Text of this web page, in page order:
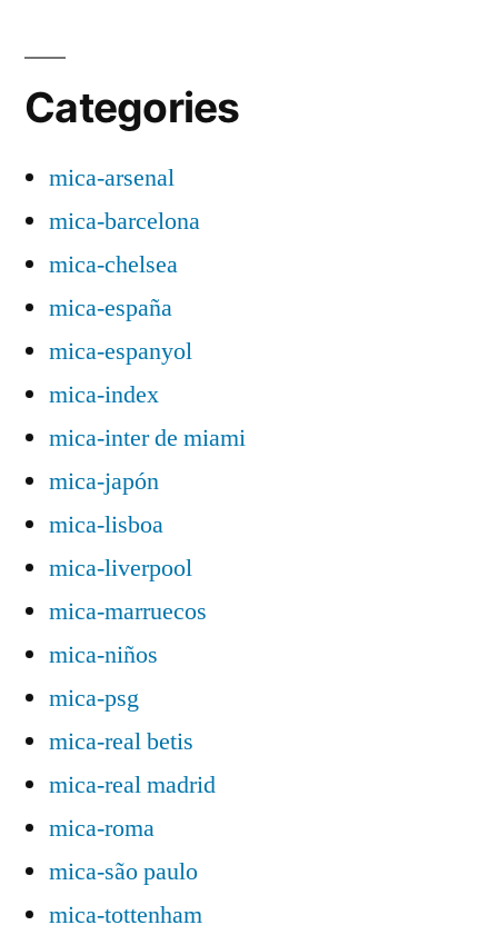
Categories
mica-arsenal
mica-barcelona
mica-chelsea
mica-españa
mica-espanyol
mica-index
mica-inter de miami
mica-japón
mica-lisboa
mica-liverpool
mica-marruecos
mica-niños
mica-psg
mica-real betis
mica-real madrid
mica-roma
mica-são paulo
mica-tottenham